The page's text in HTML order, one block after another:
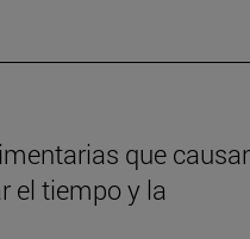
que
el tiempo y la